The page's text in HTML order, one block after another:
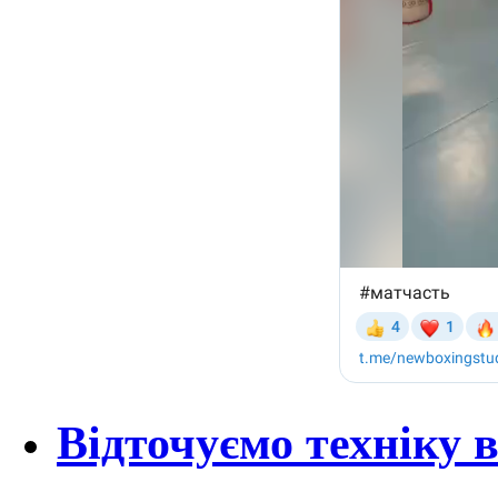
Відточуємо техніку